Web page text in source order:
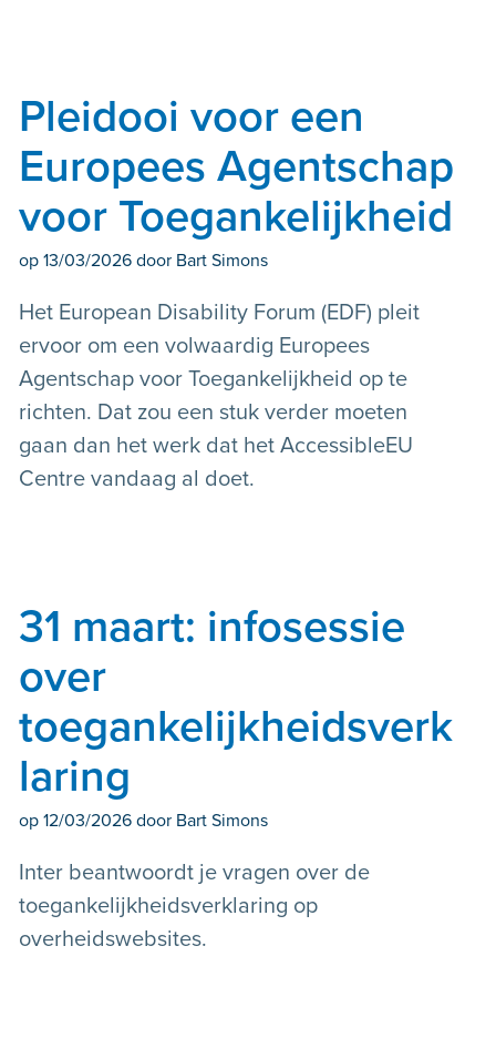
Pleidooi voor een
Europees Agentschap
voor Toegankelijkheid
op 13/03/2026 door Bart Simons
Het European Disability Forum (EDF) pleit
ervoor om een volwaardig Europees
Agentschap voor Toegankelijkheid op te
richten. Dat zou een stuk verder moeten
gaan dan het werk dat het AccessibleEU
Centre vandaag al doet.
31 maart: infosessie
over
toegankelijkheidsverk
laring
op 12/03/2026 door Bart Simons
Inter beantwoordt je vragen over de
toegankelijkheidsverklaring op
overheidswebsites.